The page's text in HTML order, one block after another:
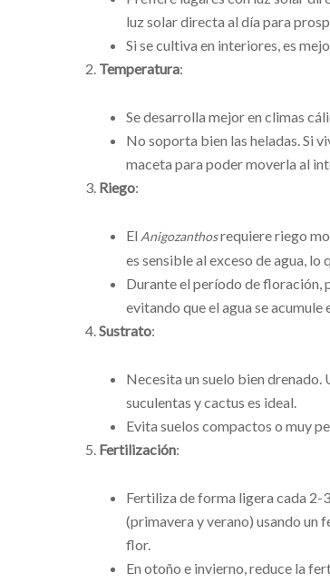
luz solar directa al día para
Si se cultiva en interiores, es
Temperatura:
Se desarrolla mejor en climas
No soporta bien las heladas. Si
maceta para poder moverla al
Riego:
El Anigozanthosrequiere riego
es sensible al exceso de agua, lo
Durante el período de floración,
evitando que el agua se acumule
Sustrato:
Necesita un suelo bien drenado.
suculentas y cactus es ideal.
Evita suelos compactos o muy
Fertilización:
Fertiliza de forma ligera cada 2-
(primavera y verano) usando un
flor.
En otoño e invierno, reduce la